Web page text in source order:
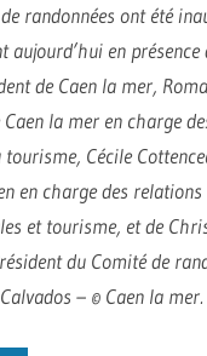
randonnées ont été
aujourd’hui en présence
de Caen la mer,
Caen la mer en charge
Cécile
en charge des relations
et tourisme, et de
du Comité de
– © Caen la mer.